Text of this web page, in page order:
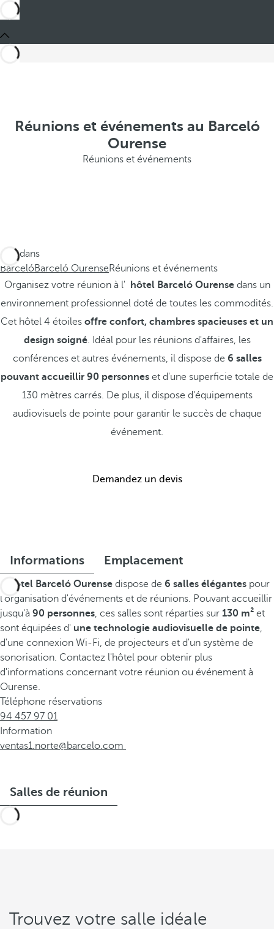
Réunions et événements au Barceló
Ourense
Réunions et événements
Ces dans
BarcelóBarceló OurenseRéunions et événements
Organisez votre réunion à l'
hôtel Barceló Ourensedans un
environnement professionnel doté de toutes les commodités.
Cet hôtel 4 étoiles offre confort, chambres spacieuses et un
design soigné. Idéal pour les réunions d'affaires, les
conférences et autres événements, il dispose de 6 salles
pouvant accueillir 90 personnes et d'une superficie totale de
130 mètres carrés. De plus, il dispose d'équipements
audiovisuels de pointe pour garantir le succès de chaque
événement.
Demandez un devis
Informations Emplacement
hôtel Barceló Ourense dispose de 6 salles élégantes pour
l'organisation d'événements et de réunions. Pouvant accueillir
jusqu'à 90 personnes, ces salles sont réparties sur 130 m² et
sont équipées d' une technologie audiovisuelle de pointe,
d'une connexion Wi-Fi, de projecteurs et d'un système de
sonorisation. Contactez l'hôtel pour obtenir plus
d'informations concernant votre réunion ou événement à
Ourense.
Téléphone réservations
94 457 97 01
Information
ventas1.norte@barcelo.com
Salles de réunion
Trouvez votre salle idéale